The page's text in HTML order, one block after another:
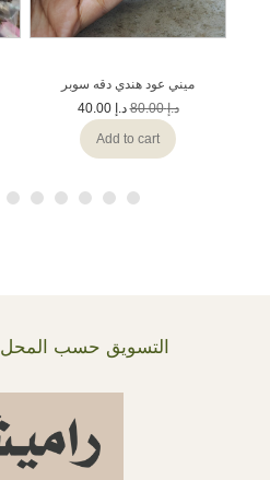
ميني عود هندي دقه سوبر
د.إ80.00 د.إ 40.00
Add to cart
Buy By Brand التسويق حسب المحل